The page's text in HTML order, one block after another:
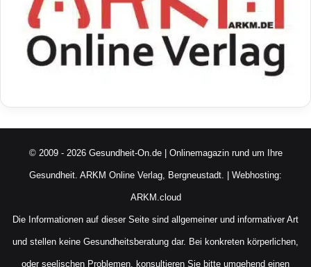
© 2009 - 2026 Gesundheit-On.de | Onlinemagazin rund um Ihre
Gesundheit. ARKM Online Verlag, Bergneustadt. | Webhosting:
ARKM.cloud
Die Informationen auf dieser Seite sind allgemeiner und informativer Art
und stellen keine Gesundheitsberatung dar. Bei konkreten körperlichen,
oder seelischen Problemen, konsultieren Sie bitte umgehend einen